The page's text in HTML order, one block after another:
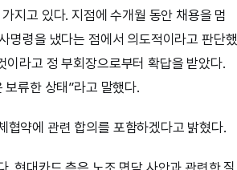
지고 있다. 지점에 수개월 동안 채용을 멈
명령을 냈다는 점에서 의도적이라고 판단했
이라고 정 부회장으로부터 확답을 받았다.
류한 상태”라고 말했다.
협약에 관련 합의를 포함하겠다고 밝혔다.